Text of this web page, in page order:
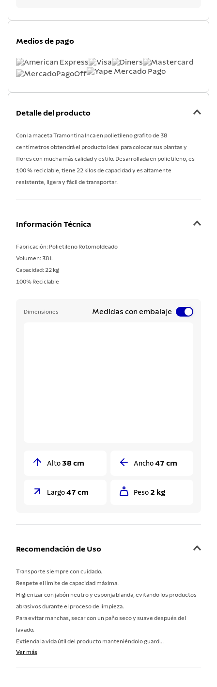
Medios de pago
Detalle del producto
Con la maceta Tramontina Inca en polietileno grafito de 38
centímetros obtendrá el producto ideal para colocar sus plantas y
flores con mucha más calidad y estilo. Desarrollada en polietileno, es
100 % reciclable, tiene 22 kilos de capacidad y es altamente
resistente, ligera y fácil de transportar.
Información Técnica
Fabricación: Polietileno Rotomoldeado
Volumen: 38 L
Capacidad: 22 kg
100% Reciclable
Dimensiones Medidas con embalaje
Alto 38 cm Ancho 47 cm
Largo 47 cm Peso 2 kg
Recomendación de Uso
Transporte siempre con cuidado.
Respete el límite de capacidad máxima.
Higienizar con jabón neutro y esponja blanda, evitando los productos
abrasivos durante el proceso de limpieza.
Para evitar manchas, secar con un paño seco y suave después del
lavado.
Extienda la vida útil del producto manteniéndolo guard...
Ver más